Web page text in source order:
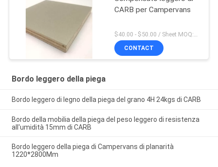
CARB per Campervans
CONTACT
Bordo leggero della piega
Bordo leggero di legno della piega del grano 4H 24kgs di CARB
Bordo della mobilia della piega del peso leggero di resistenza
all'umidità 15mm di CARB
Bordo leggero della piega di Campervans di planarità
1220*2800Mm